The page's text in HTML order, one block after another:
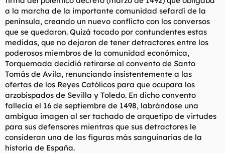
a la marcha de la importante comunidad sefardí de la
península, creando un nuevo conflicto con los conversos
que se quedaron. Quizá tocado por contundentes estas
medidas, que no dejaron de tener detractores entre los
poderosos miembros de la comunidad económica,
Torquemada decidió retirarse al convento de Santo
Tomás de Avila, renunciando insistentemente a las
ofertas de los Reyes Católicos para que ocupara los
arzobispados de Sevilla y Toledo. En dicho convento
fallecía el 16 de septiembre de 1498, labrándose una
ambigua imagen al ser tachado de arquetipo de virtudes
para sus defensores mientras que sus detractores le
consideran una de las figuras más sanguinarias de la
historia de España.